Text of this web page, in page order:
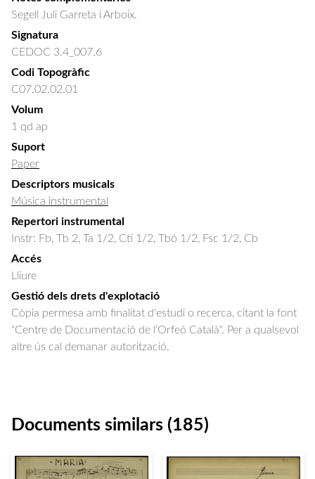
Segell Juli Garreta i Arboix.
Signatura
CEDOC 3.4_007.6
Codi Topogràfic
C07.02.02.01
Volum
1 qd ap
Suport
Paper
Descriptors musicals
Música instrumental
Repertori instrumental
Instr: Fb, Tb 2, Ta 1/2, Ctí 1/2, Tbó 1/2, Fsc 1/2, Cb
Accés
Lliure
Gestió dels drets d'explotació
Còpia permesa amb finalitat d'estudi o recerca, citant la font
"Centre de Documentació de l’Orfeó Català". Per a qualsevol
altre ús cal demanar autorització.
Documents similars (185)